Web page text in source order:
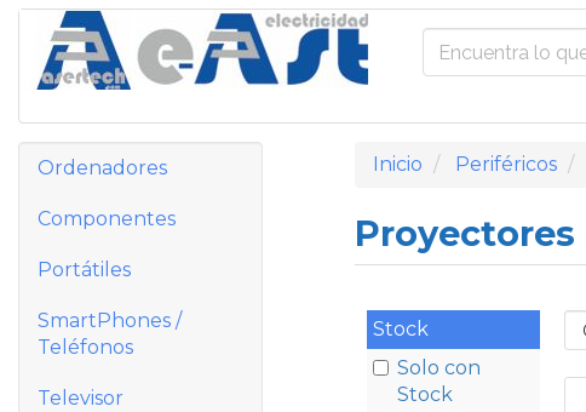
Ordenadores
Componentes
Portátiles
SmartPhones /
Teléfonos
Televisor
Inicio Periféricos
Proyectores
Stock
Solo con
Stock